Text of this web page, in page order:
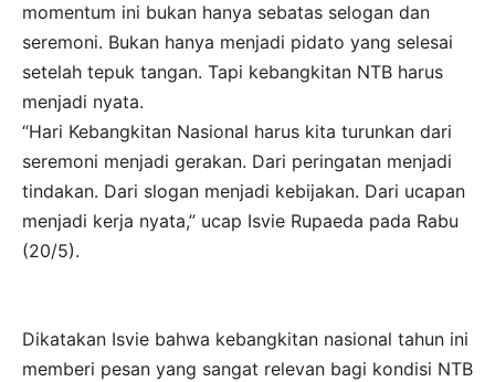
momentum ini bukan hanya sebatas selogan dan
seremoni. Bukan hanya menjadi pidato yang selesai
setelah tepuk tangan. Tapi kebangkitan NTB harus
menjadi nyata.
“Hari Kebangkitan Nasional harus kita turunkan dari
seremoni menjadi gerakan. Dari peringatan menjadi
tindakan. Dari slogan menjadi kebijakan. Dari ucapan
menjadi kerja nyata,” ucap Isvie Rupaeda pada Rabu
(20/5).
Dikatakan Isvie bahwa kebangkitan nasional tahun ini
memberi pesan yang sangat relevan bagi kondisi NTB